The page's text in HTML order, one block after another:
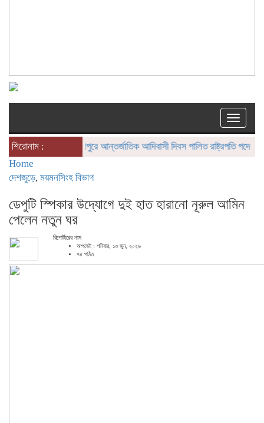
Toggle
শিরোনাম :
দুর্গাপুরে আন্তর্জাতিক আদিবাসী দিবস পালিত রাষ্ট্রপতি পদে হতে
Home
দেশজুড়ে, ময়মনসিংহ বিভাগ
ডেপুটি স্পিকার উদ্যোগে দুই হাত হারানো নূরুল আমিন
পেলেন নতুন ঘর
রিপোর্টারের নাম
আপডেট : শনিবার, ১৩ জুন, ২০২৬
৭৪ পঠিত